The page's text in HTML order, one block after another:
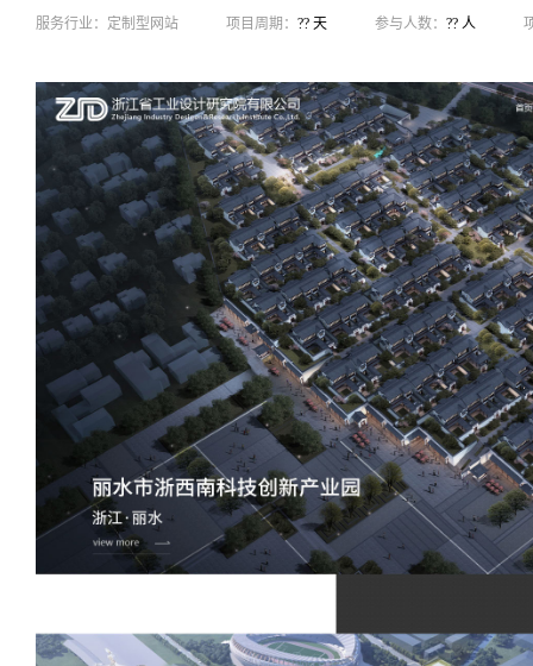
服务行业： 定制型网站 项目周期： ?? 天 参与人数： ?? 人